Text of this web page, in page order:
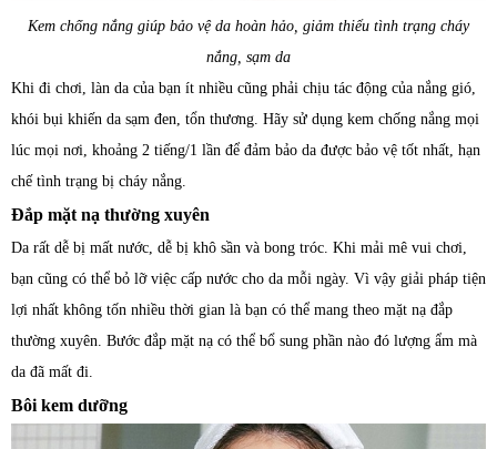
Kem chống nắng giúp bảo vệ da hoàn hảo, giảm thiểu tình trạng cháy
nắng, sạm da
Khi đi chơi, làn da của bạn ít nhiều cũng phải chịu tác động của nắng gió,
khói bụi khiến da sạm đen, tổn thương. Hãy sử dụng kem chống nắng mọi
lúc mọi nơi, khoảng 2 tiếng/1 lần để đảm bảo da được bảo vệ tốt nhất, hạn
chế tình trạng bị cháy nắng.
Đắp mặt nạ thường xuyên
Da rất dễ bị mất nước, dễ bị khô sần và bong tróc. Khi mải mê vui chơi,
bạn cũng có thể bỏ lỡ việc cấp nước cho da mỗi ngày. Vì vậy giải pháp tiện
lợi nhất không tốn nhiều thời gian là bạn có thể mang theo mặt nạ đắp
thường xuyên. Bước đắp mặt nạ có thể bổ sung phần nào đó lượng ẩm mà
da đã mất đi.
Bôi kem dưỡng